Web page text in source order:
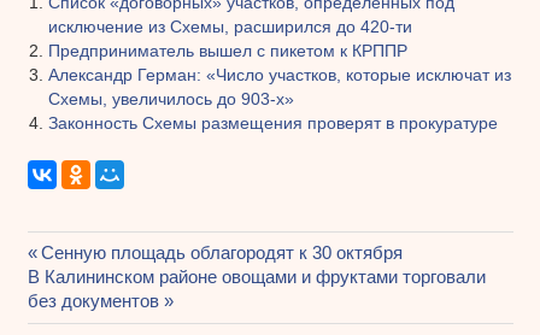
исключение из Схемы, расширился до 420-ти
Предприниматель вышел с пикетом к КРППР
Александр Герман: «Число участков, которые исключат из
Схемы, увеличилось до 903-х»
Законность Схемы размещения проверят в прокуратуре
Навигация
по
Предыдущая
запись:
Сенную площадь облагородят к 30 октября
Следующая
запись:
В Калининском районе овощами и фруктами торговали
без документов